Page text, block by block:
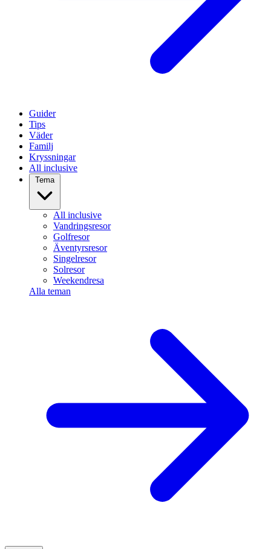
Guider
Tips
Väder
Familj
Kryssningar
All inclusive
Tema
All inclusive
Vandringsresor
Golfresor
Äventyrsresor
Singelresor
Solresor
Weekendresa
Alla teman